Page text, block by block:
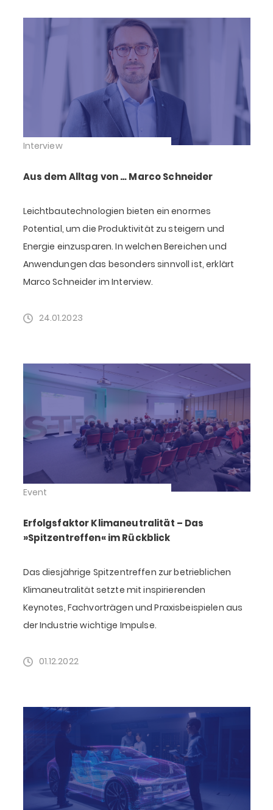
Interview
Aus dem Alltag von … Marco Schneider
Leichtbautechnologien bieten ein enormes
Potential, um die Produktivität zu steigern und
Energie einzusparen. In welchen Bereichen und
Anwendungen das besonders sinnvoll ist, erklärt
Marco Schneider im Interview.
24.01.2023
Event
Erfolgsfaktor Klimaneutralität – Das
»Spitzentreffen« im Rückblick
Das diesjährige Spitzentreffen zur betrieblichen
Klimaneutralität setzte mit inspirierenden
Keynotes, Fachvorträgen und Praxisbeispielen aus
der Industrie wichtige Impulse.
01.12.2022